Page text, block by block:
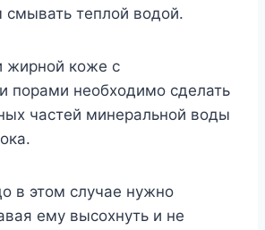
смывать теплой водой.
жирной коже с
порами необходимо сделать
частей минеральной воды
в этом случае нужно
ему высохнуть и не